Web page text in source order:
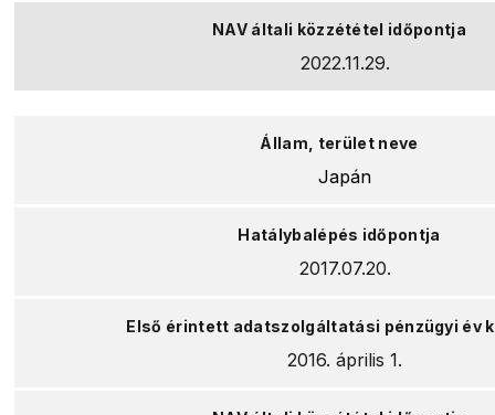
2022.11.29.
Japán
2017.07.20.
2016. április 1.